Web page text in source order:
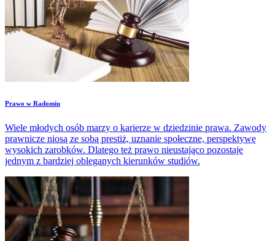
Prawo w Radomiu
Wiele młodych osób marzy o karierze w dziedzinie prawa. Zawody
prawnicze niosą ze sobą prestiż, uznanie społeczne, perspektywę
wysokich zarobków. Dlatego też prawo nieustająco pozostaje
jednym z bardziej obleganych kierunków studiów.